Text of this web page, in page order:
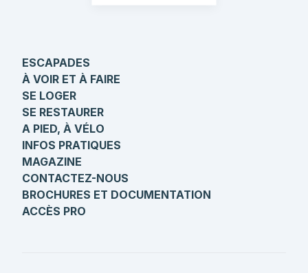
ESCAPADES
À VOIR ET À FAIRE
SE LOGER
SE RESTAURER
A PIED, À VÉLO
INFOS PRATIQUES
MAGAZINE
CONTACTEZ-NOUS
BROCHURES ET DOCUMENTATION
ACCÈS PRO